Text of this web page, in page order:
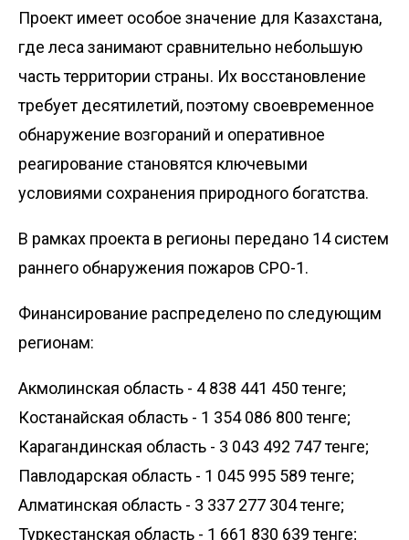
Проект имеет особое значение для Казахстана,
где леса занимают сравнительно небольшую
часть территории страны. Их восстановление
требует десятилетий, поэтому своевременное
обнаружение возгораний и оперативное
реагирование становятся ключевыми
условиями сохранения природного богатства.
В рамках проекта в регионы передано 14 систем
раннего обнаружения пожаров СРО-1.
Финансирование распределено по следующим
регионам:
Акмолинская область - 4 838 441 450 тенге;
Костанайская область - 1 354 086 800 тенге;
Карагандинская область - 3 043 492 747 тенге;
Павлодарская область - 1 045 995 589 тенге;
Алматинская область - 3 337 277 304 тенге;
Туркестанская область - 1 661 830 639 тенге;